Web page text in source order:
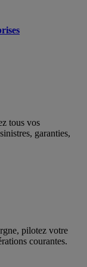
tous vos
garanties,
pilotez votre
courantes.